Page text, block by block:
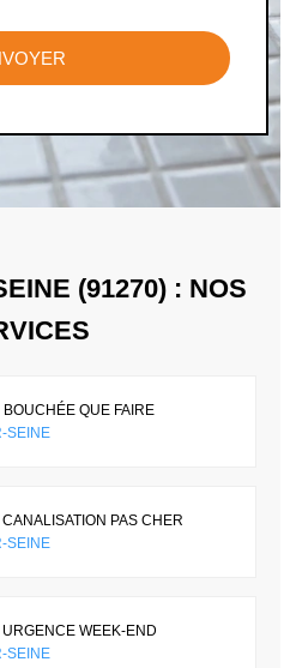
(91270) : NOS
QUE FAIRE
SEINE
PAS CHER
SEINE
WEEK-END
SEINE